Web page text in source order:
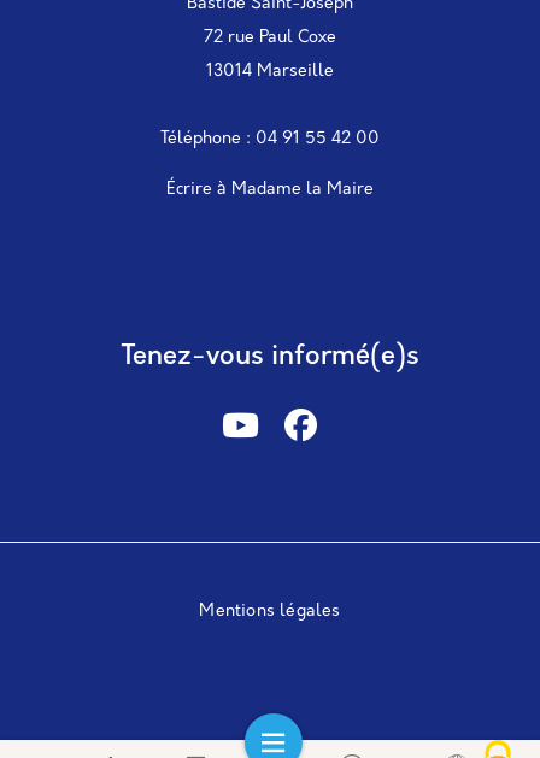
Bastide Saint-Joseph
72 rue Paul Coxe
13014 Marseille
Téléphone : 04 91 55 42 00
Écrire à Madame la Maire
Tenez-vous informé(e)s
Mentions légales